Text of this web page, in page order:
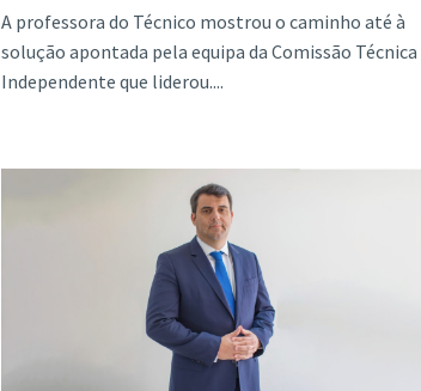
A professora do Técnico mostrou o caminho até à
solução apontada pela equipa da Comissão Técnica
Independente que liderou....